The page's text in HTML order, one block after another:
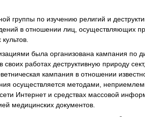
группы по изучению религий и
в отношении лиц, осуществляющих
была организована кампания по
работах деструктивную природу
кампания в отношении
осуществляется методами,
Интернет и средствах массовой
медицинских документов.